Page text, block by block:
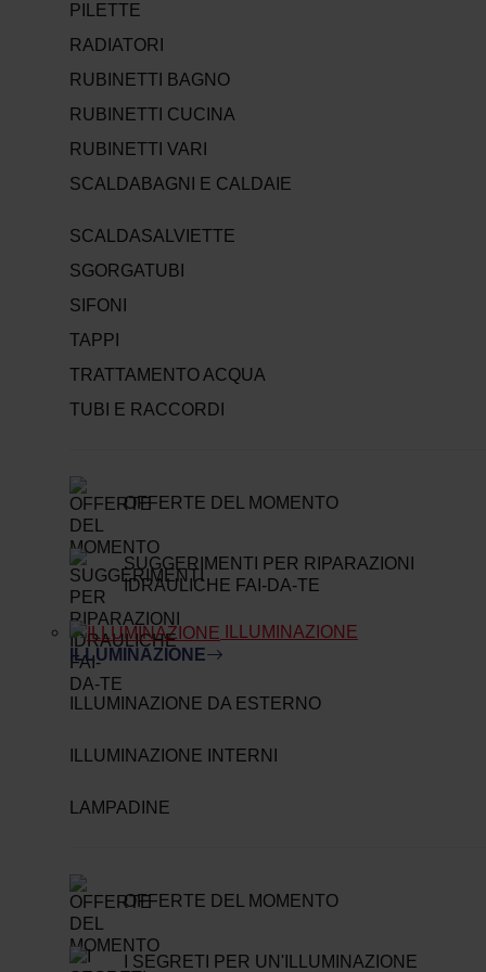
PILETTE
RADIATORI
RUBINETTI BAGNO
RUBINETTI CUCINA
RUBINETTI VARI
SCALDABAGNI E CALDAIE
SCALDASALVIETTE
SGORGATUBI
SIFONI
TAPPI
TRATTAMENTO ACQUA
TUBI E RACCORDI
OFFERTE DEL MOMENTO
SUGGERIMENTI PER RIPARAZIONI
IDRAULICHE FAI-DA-TE
ILLUMINAZIONE
ILLUMINAZIONE
ILLUMINAZIONE DA ESTERNO
ILLUMINAZIONE INTERNI
LAMPADINE
OFFERTE DEL MOMENTO
I SEGRETI PER UN'ILLUMINAZIONE